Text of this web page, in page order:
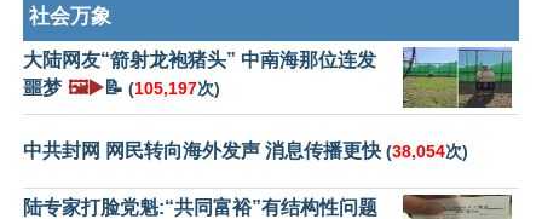
社会万象
大陆网友“箭射龙袍猪头” 中南海那位连发
噩梦 🖼️▶️📝 (105,197次)
中共封网 网民转向海外发声 消息传播更快 (38,054次)
陆专家打脸党魁:“共同富裕”有结构性问题